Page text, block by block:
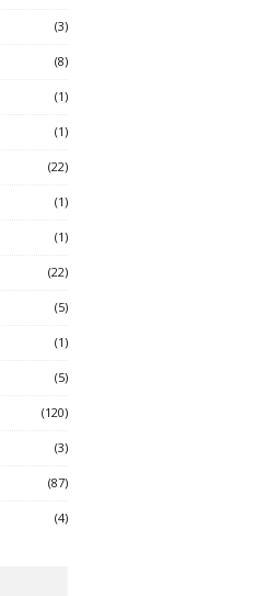
(3)
(8)
(1)
(1)
(22)
(1)
(1)
(22)
(5)
(1)
(5)
(120)
(3)
(87)
(4)